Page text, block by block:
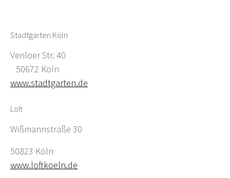
Stadtgarten Köln
Venloer Str. 40
50672 Köln
www.stadtgarten.de
Loft
Wißmannstraße 30
50823 Köln
www.loftkoeln.de